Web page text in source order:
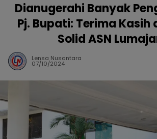
Dianugerahi Banyak
Pj. Bupati: Terima Kasih
Solid ASN
Lensa Nusantara
07/10/2024